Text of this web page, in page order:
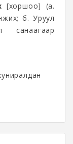
[хоршоо] (а.
б. Уруул